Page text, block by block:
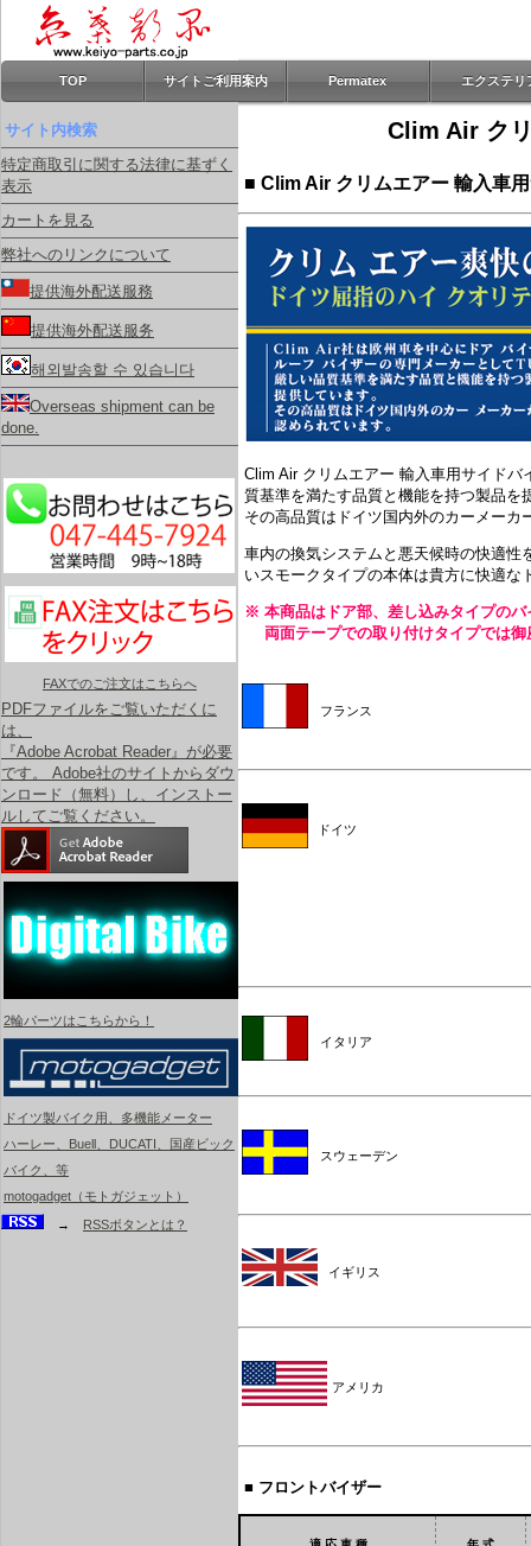
TOP サイトご利用案内 Permatex エクステリ
サイト内検索
特定商取引に関する法律に基ずく
表示
カートを見る
弊社へのリンクについて
提供海外配送服務
提供海外配送服务
해외발송할 수 있습니다
Overseas shipment can be
done.
FAXでのご注文はこちらへ
PDFファイルをご覧いただくに
は、
『Adobe Acrobat Reader』が必要
です。 Adobe社のサイトからダウ
ンロード（無料）し、インストー
ルしてご覧ください。
2輪パーツはこちらから！
ドイツ製バイク用、多機能メーター
ハーレー、Buell、DUCATI、国産ビック
バイク、等
motogadget（モトガジェット）
→ RSSボタンとは？
Clim Air ク
■ Clim Air クリムエアー 輸入車
Clim Air クリムエアー 輸入車用サイド
質基準を満たす品質と機能を持つ製品を
その高品質はドイツ国内外のカーメーカ
車内の換気システムと悪天候時の快適性
いスモークタイプの本体は貴方に快適な
※ 本商品はドア部、差し込みタイプのバ
両面テープでの取り付けタイプでは御
フランス
ドイツ
イタリア
スウェーデン
イギリス
アメリカ
■ フロントバイザー